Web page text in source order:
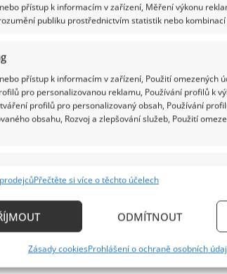
přístup k informacím v zařízení, Měření výkonu
publiku prostřednictvím statistik nebo
přístup k informacím v zařízení, Použití omezených
pro personalizovanou reklamu, Používání profilů k
profilů pro personalizovaný obsah, Používání
obsahu, Rozvoj a zlepšování služeb, Použití
na základě automaticky přenášených informací.
vyžádaných informací.
Přečtěte si více o těchto účelech
ODMÍTNOUT
Zásady cookiesProhlášení o ochraně osobních